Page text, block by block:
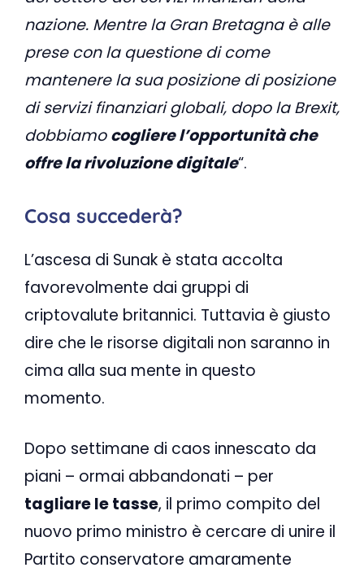
nazione. Mentre la Gran Bretagna è alle
prese con la questione di come
mantenere la sua posizione di posizione
di servizi finanziari globali, dopo la Brexit,
dobbiamocogliere l’opportunità che
offre la rivoluzione digitale“.
Cosa succederà?
L’ascesa di Sunak è stata accolta
favorevolmente dai gruppi di
criptovalute britannici. Tuttavia è giusto
dire che le risorse digitali non saranno in
cima alla sua mente in questo
momento.
Dopo settimane di caos innescato da
piani – ormai abbandonati – per
tagliare le tasse, il primo compito del
nuovo primo ministro è cercare di unire il
Partito conservatore amaramente